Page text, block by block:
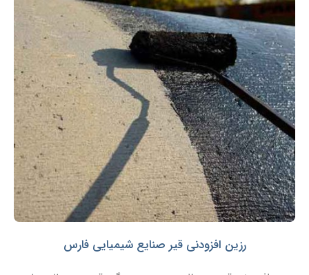
رزین افزودنی قیر صنایع شیمیایی فارس